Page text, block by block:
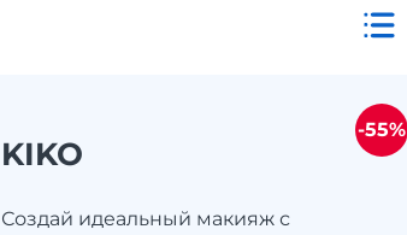
KIKO
Создай идеальный макияж с
-55%